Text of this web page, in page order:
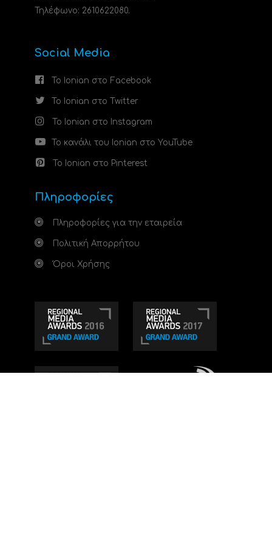
Τηλέφωνο: 2610622080.
Social Media
Το Ionian στο Facebook
Το Ionian στο Twitter
Το Ionian στο Instagram
Το κανάλι του Ionian στο YouTube
Το Ionian στο Pinterest
Πληροφορίες
Πληροφορίες για την εταιρεία
Πολιτική Απορρήτου
Όροι Χρήσης